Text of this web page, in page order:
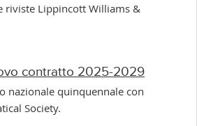
riviste Lippincott Williams &
contratto 2025-2029
nazionale quinquennale con
Society.